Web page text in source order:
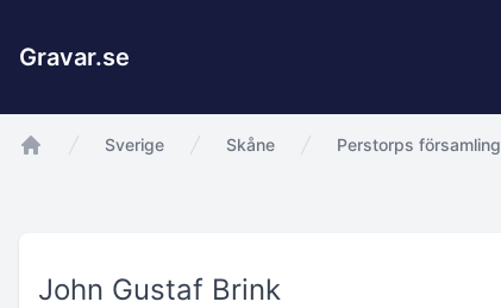
Gravar.se
Sverige Skåne Perstorps församling
John Gustaf Brink